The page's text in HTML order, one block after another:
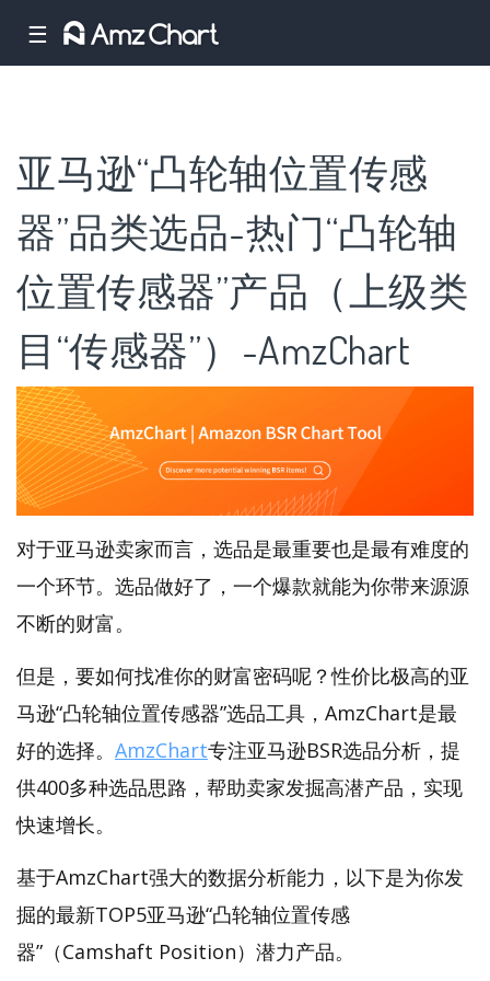
☰
亚马逊“凸轮轴位置传感
器”品类选品-热门“凸轮轴
位置传感器”产品（上级类
目“传感器”）-AmzChart
对于亚马逊卖家而言，选品是最重要也是最有难度的
一个环节。选品做好了，一个爆款就能为你带来源源
不断的财富。
但是，要如何找准你的财富密码呢？性价比极高的亚
马逊“凸轮轴位置传感器”选品工具，AmzChart是最
好的选择。 AmzChart专注亚马逊BSR选品分析，提
供400多种选品思路，帮助卖家发掘高潜产品，实现
快速增长。
基于AmzChart强大的数据分析能力，以下是为你发
掘的最新TOP5亚马逊“凸轮轴位置传感
器”（Camshaft Position）潜力产品。